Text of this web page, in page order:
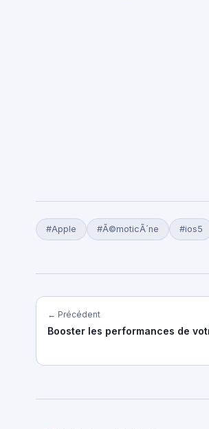
#Apple #Ã©moticÃ´ne #ios5
← Précédent
Booster les performances de